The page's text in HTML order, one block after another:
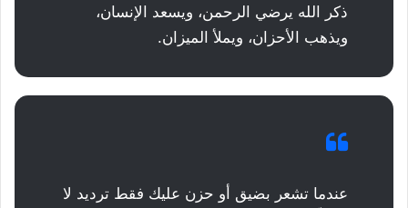
ذكر الله يرضي الرحمن، ويسعد الإنسان،
ويذهب الأحزان، ويملأ الميزان.
عندما تشعر بضيق أو حزن عليك فقط ترديد لا